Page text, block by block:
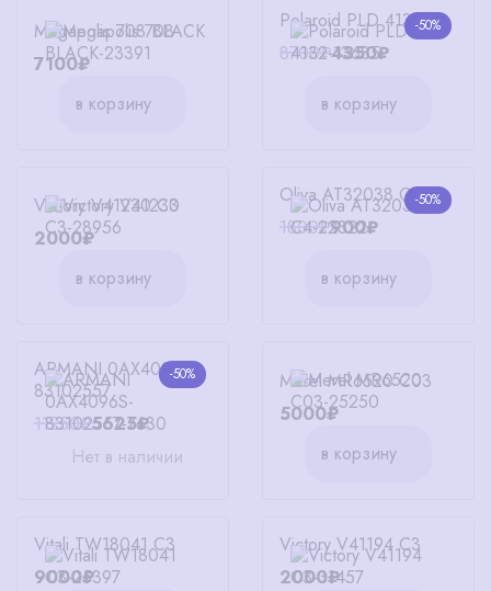
Megapolis 708 BLACK
7100₽
в корзину
-50%
Polaroid PLD 4132
8700₽4350₽
в корзину
Victory V41230 C3
2000₽
в корзину
-50%
Oliva AT32038 C4
1800₽900₽
в корзину
-50%
ARMANI 0AX4096S-
83102557
11250₽5625₽
Нет в наличии
Merel MR6520 C03
5000₽
в корзину
Vitali TW18041 C3
9000₽
Victory V41194 C3
2000₽